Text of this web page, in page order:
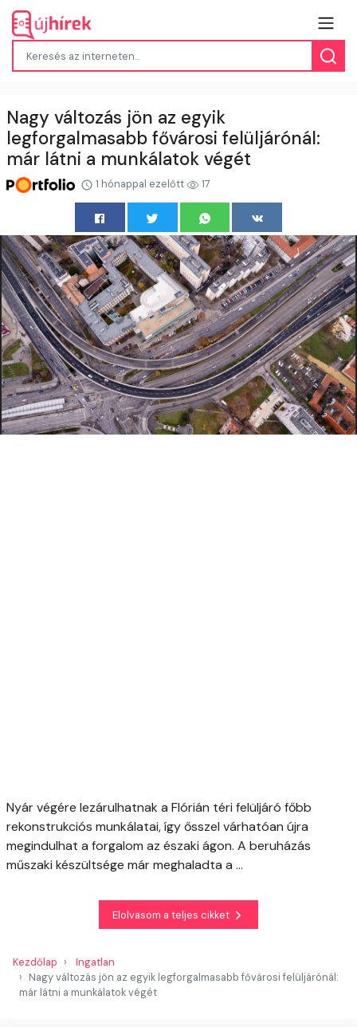
Nagy változás jön az egyik
legforgalmasabb fővárosi felüljárónál:
már látni a munkálatok végét
1 hónappal ezelőtt 17
Nyár végére lezárulhatnak a Flórián téri felüljáró főbb
rekonstrukciós munkálatai, így ősszel várhatóan újra
megindulhat a forgalom az északi ágon. A beruházás
műszaki készültsége már meghaladta a ...
Elolvasom a teljes cikket
Kezdőlap
Ingatlan
Nagy változás jön az egyik legforgalmasabb fővárosi felüljárónál:
már látni a munkálatok végét